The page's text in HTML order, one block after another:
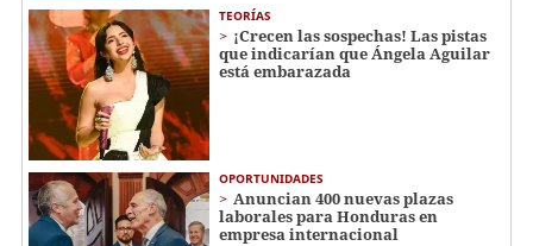
TEORÍAS
¡Crecen las sospechas! Las pistas
que indicarían que Ángela Aguilar
está embarazada
OPORTUNIDADES
Anuncian 400 nuevas plazas
laborales para Honduras en
empresa internacional